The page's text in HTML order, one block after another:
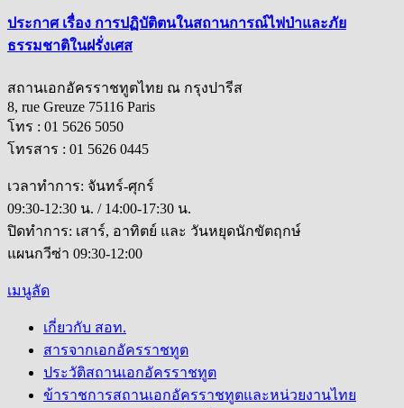
ประกาศ เรื่อง การปฏิบัติตนในสถานการณ์ไฟป่าและภัย
ธรรมชาติในฝรั่งเศส
สถานเอกอัครราชทูตไทย ณ กรุงปารีส
8, rue Greuze 75116 Paris
โทร : 01 5626 5050
โทรสาร : 01 5626 0445
เวลาทำการ: จันทร์-ศุกร์
09:30-12:30 น. / 14:00-17:30 น.
ปิดทำการ: เสาร์, อาทิตย์ และ วันหยุดนักขัตฤกษ์
แผนกวีซ่า 09:30-12:00
เมนูลัด
เกี่ยวกับ สอท.
สารจากเอกอัครราชทูต
ประวัติสถานเอกอัครราชทูต
ข้าราชการสถานเอกอัครราชทูตและหน่วยงานไทย